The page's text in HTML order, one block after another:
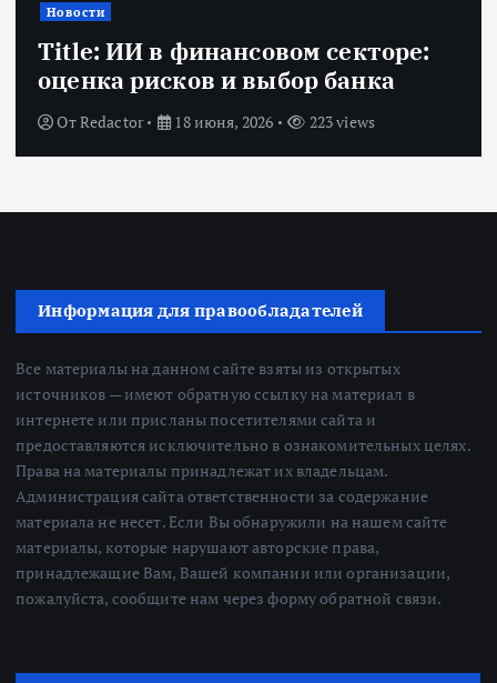
Новости
Title: ИИ в финансовом секторе:
оценка рисков и выбор банка
ОтRedactor 18 июня, 2026 223 views
Информация для правообладателей
Все материалы на данном сайте взяты из открытых
источников — имеют обратную ссылку на материал в
интернете или присланы посетителями сайта и
предоставляются исключительно в ознакомительных целях.
Права на материалы принадлежат их владельцам.
Администрация сайта ответственности за содержание
материала не несет. Если Вы обнаружили на нашем сайте
материалы, которые нарушают авторские права,
принадлежащие Вам, Вашей компании или организации,
пожалуйста, сообщите нам через форму обратной связи.